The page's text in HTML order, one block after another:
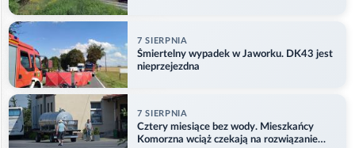
7 SIERPNIA
Śmiertelny wypadek w Jaworku. DK43 jest
nieprzejezdna
7 SIERPNIA
Cztery miesiące bez wody. Mieszkańcy
Komorzna wciąż czekają na rozwiązanie